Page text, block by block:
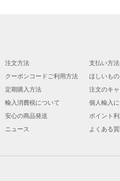
注文方法 支払い方法
クーポンコードご利用方法 ほしいも
定期購入方法 注文のキ
輸入消費税について 個人輸入
安心の商品発送 ポイント
ニュース よくある